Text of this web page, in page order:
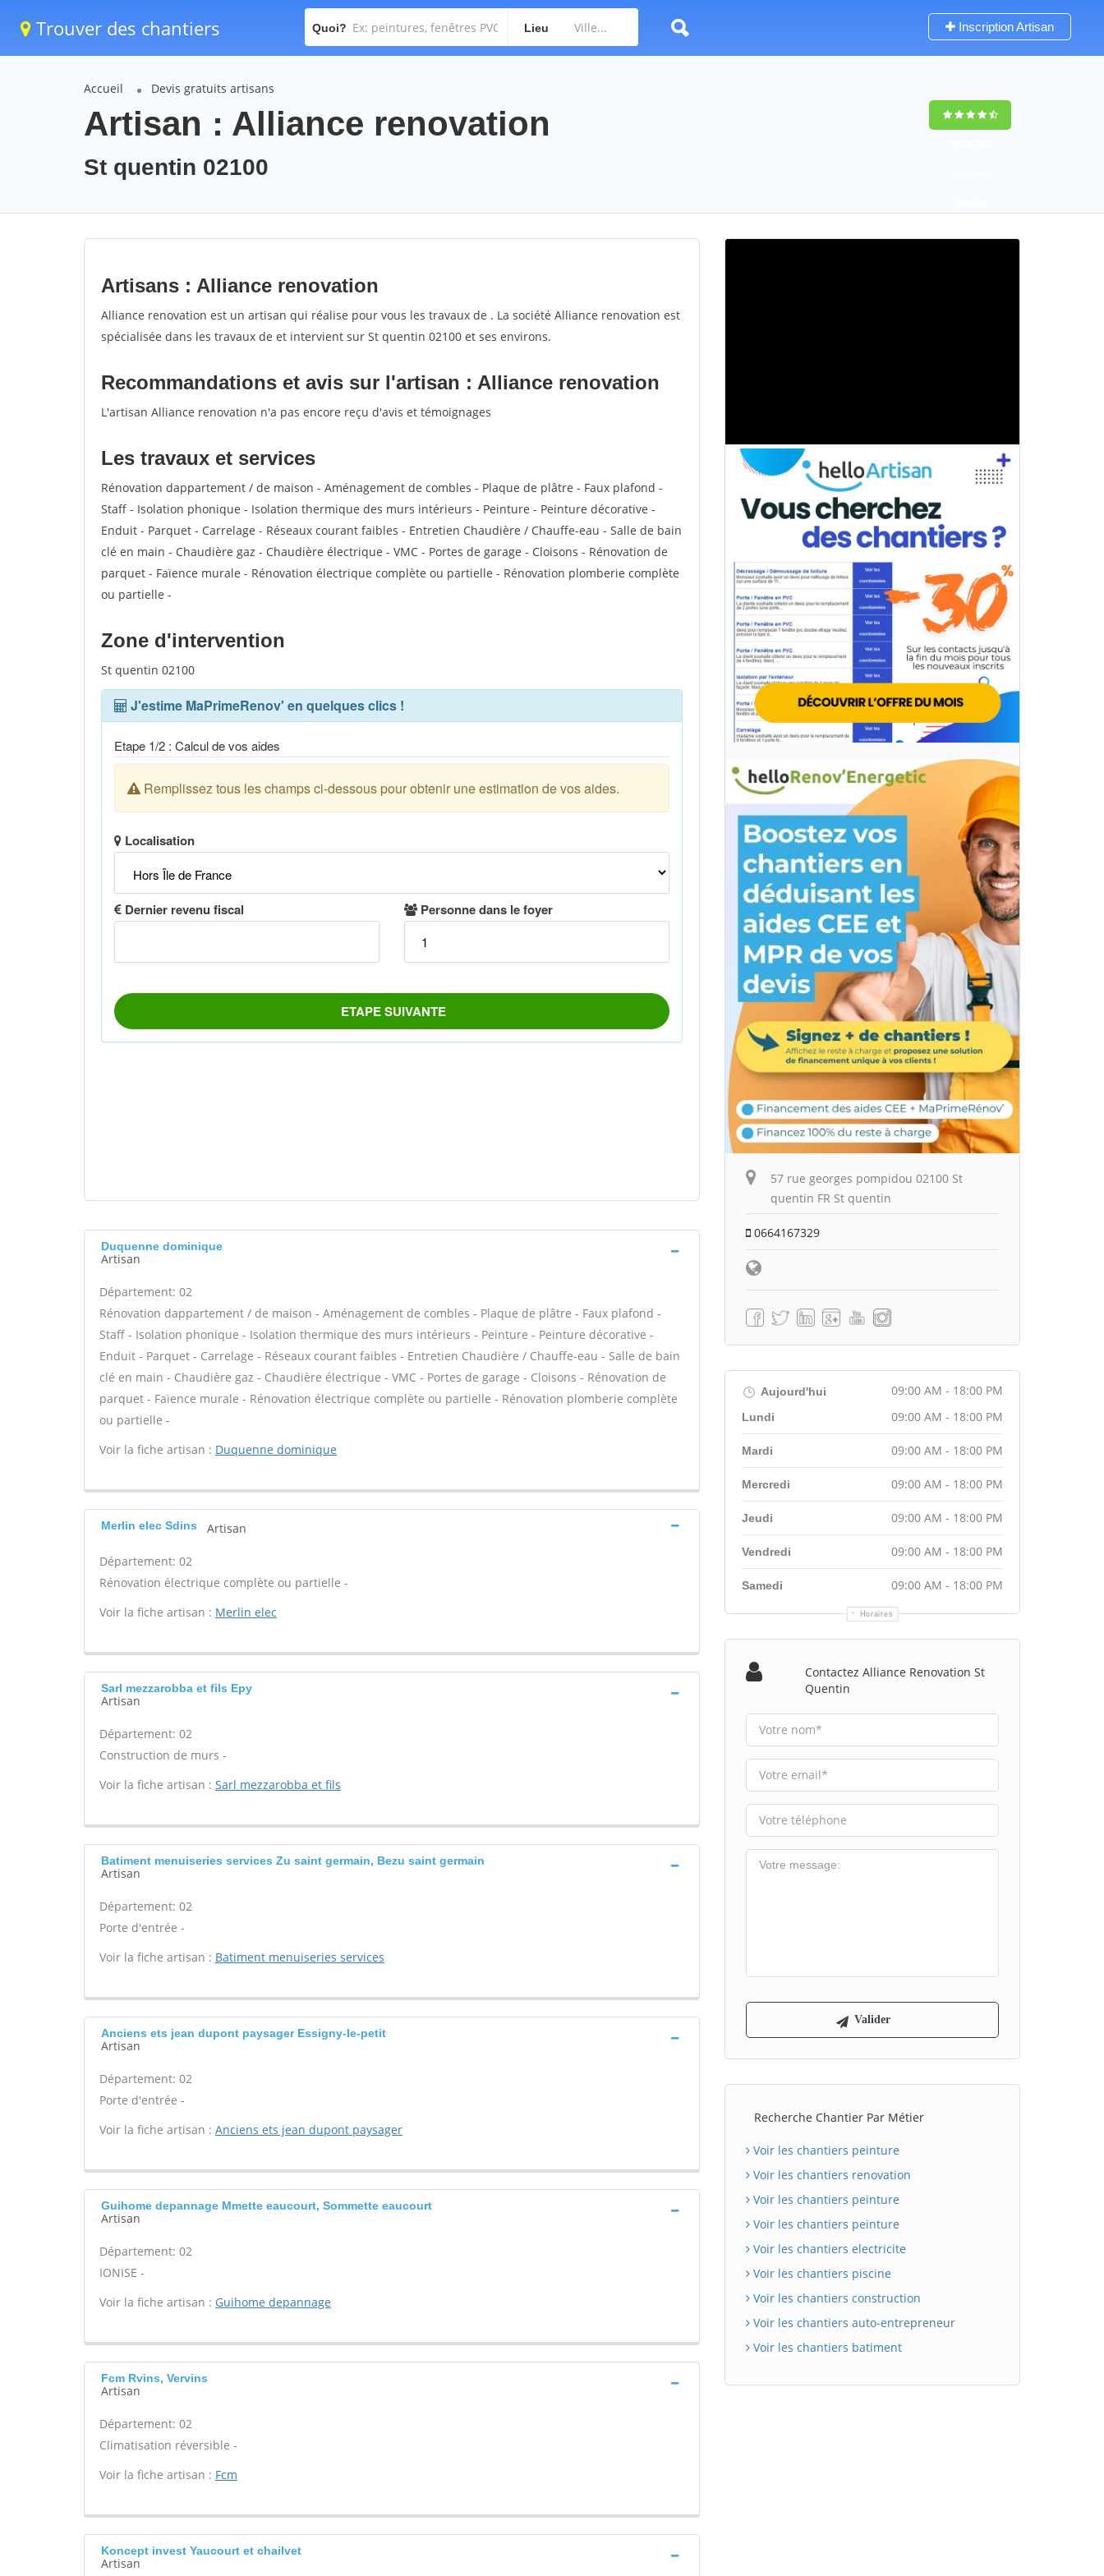
Trouver des chantiers Quoi? Lieu Inscription Artisan
Accueil Devis gratuits artisans
Artisan : Alliance renovation
St quentin 02100
Artisans : Alliance renovation
Alliance renovation est un artisan qui réalise pour vous les travaux de . La société Alliance renovation est
spécialisée dans les travaux de et intervient sur St quentin 02100 et ses environs.
Recommandations et avis sur l'artisan : Alliance renovation
L'artisan Alliance renovation n'a pas encore reçu d'avis et témoignages
Les travaux et services
Rénovation dappartement / de maison - Aménagement de combles - Plaque de plâtre - Faux plafond -
Staff - Isolation phonique - Isolation thermique des murs intérieurs - Peinture - Peinture décorative -
Enduit - Parquet - Carrelage - Réseaux courant faibles - Entretien Chaudière / Chauffe-eau - Salle de bain
clé en main - Chaudière gaz - Chaudière électrique - VMC - Portes de garage - Cloisons - Rénovation de
parquet - Faïence murale - Rénovation électrique complète ou partielle - Rénovation plomberie complète
ou partielle -
Zone d'intervention
St quentin 02100
Duquenne dominique
Artisan
Département: 02
Rénovation dappartement / de maison - Aménagement de combles - Plaque de plâtre - Faux plafond -
Staff - Isolation phonique - Isolation thermique des murs intérieurs - Peinture - Peinture décorative -
Enduit - Parquet - Carrelage - Réseaux courant faibles - Entretien Chaudière / Chauffe-eau - Salle de bain
clé en main - Chaudière gaz - Chaudière électrique - VMC - Portes de garage - Cloisons - Rénovation de
parquet - Faïence murale - Rénovation électrique complète ou partielle - Rénovation plomberie complète
ou partielle -
Voir la fiche artisan : Duquenne dominique
Merlin elec Sdins Artisan
Département: 02
Rénovation électrique complète ou partielle -
Voir la fiche artisan : Merlin elec
Sarl mezzarobba et fils Epy
Artisan
Département: 02
Construction de murs -
Voir la fiche artisan : Sarl mezzarobba et fils
Batiment menuiseries services Zu saint germain, Bezu saint germain
Artisan
Département: 02
Porte d'entrée -
Voir la fiche artisan : Batiment menuiseries services
Anciens ets jean dupont paysager Essigny-le-petit
Artisan
Département: 02
Porte d'entrée -
Voir la fiche artisan : Anciens ets jean dupont paysager
Guihome depannage Mmette eaucourt, Sommette eaucourt
Artisan
Département: 02
IONISE -
Voir la fiche artisan : Guihome depannage
Fcm Rvins, Vervins
Artisan
Département: 02
Climatisation réversible -
Voir la fiche artisan : Fcm
Koncept invest Yaucourt et chailvet
Artisan
57 rue georges pompidou 02100 St
quentin FR St quentin
0664167329
Aujourd'hui 09:00 AM - 18:00 PM
Horaires
Lundi 09:00 AM - 18:00 PM
Mardi 09:00 AM - 18:00 PM
Mercredi 09:00 AM - 18:00 PM
Jeudi 09:00 AM - 18:00 PM
Vendredi 09:00 AM - 18:00 PM
Samedi 09:00 AM - 18:00 PM
Contactez Alliance Renovation St
Quentin
Recherche Chantier Par Métier
Voir les chantiers peinture
Voir les chantiers renovation
Voir les chantiers peinture
Voir les chantiers peinture
Voir les chantiers electricite
Voir les chantiers piscine
Voir les chantiers construction
Voir les chantiers auto-entrepreneur
Voir les chantiers batiment